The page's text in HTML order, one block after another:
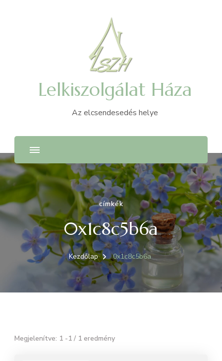
Lelkiszolgálat Háza
Az elcsendesedés helye
címkék
0x1c8c5b6a
Kezdőlap 0x1c8c5b6a
Megjelenítve: 1 -1 / 1 eredmény